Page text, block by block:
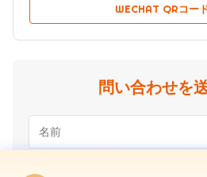
WECHAT QRコー
問い合わせを